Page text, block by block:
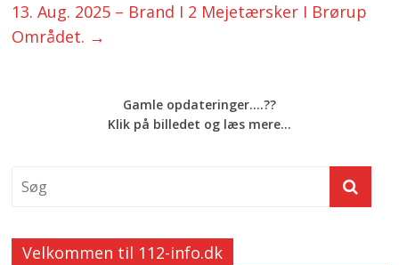
13. Aug. 2025 – Brand I 2 Mejetærsker I Brørup
Området. →
Gamle opdateringer....??
Klik på billedet og læs mere...
Velkommen til 112-info.dk